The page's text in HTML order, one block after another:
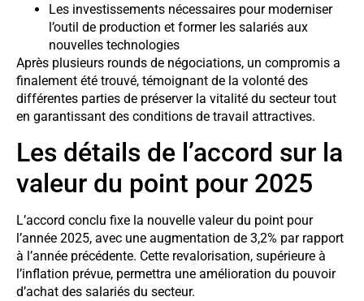
Les investissements nécessaires pour moderniser
l’outil de production et former les salariés aux
nouvelles technologies
Après plusieurs rounds de négociations, un compromis a
finalement été trouvé, témoignant de la volonté des
différentes parties de préserver la vitalité du secteur tout
en garantissant des conditions de travail attractives.
Les détails de l’accord sur la
valeur du point pour 2025
L’accord conclu fixe la nouvelle valeur du point pour
l’année 2025, avec une augmentation de 3,2% par rapport
à l’année précédente. Cette revalorisation, supérieure à
l’inflation prévue, permettra une amélioration du pouvoir
d’achat des salariés du secteur.